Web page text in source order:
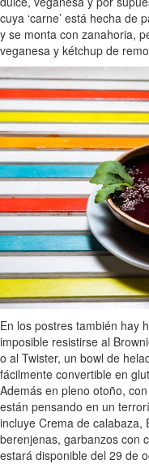
cuya ‘carne’ está hecha de
y se monta con zanahoria,
veganesa y kétchup de
En los postres también hay
imposible resistirse al
o al Twister, un bowl de
fácilmente convertible en
Además en pleno otoño,
están pensando en un
incluye Crema de calabaza,
berenjenas, garbanzos con
estará disponible del 29 de